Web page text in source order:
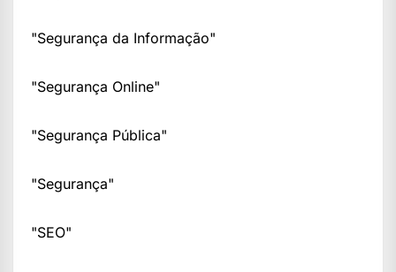
"Segurança da Informação"
"Segurança Online"
"Segurança Pública"
"Segurança"
"SEO"